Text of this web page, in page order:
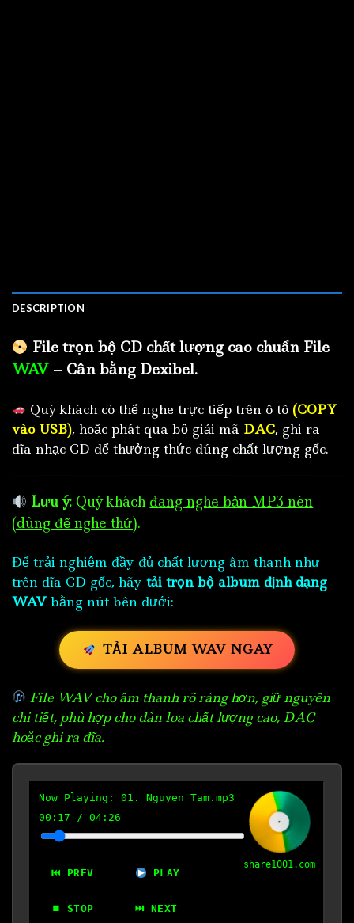
DESCRIPTION
File trọn bộ CD chất lượng cao chuẩn File
WAV – Cân bằng Dexibel.
Quý khách có thể nghe trực tiếp trên ô tô (COPY
vào USB), hoặc phát qua bộ giải mã DAC, ghi ra
đĩa nhạc CD để thưởng thức đúng chất lượng gốc.
Lưu ý: Quý khách đang nghe bản MP3 nén
(dùng để nghe thử).
Để trải nghiệm đầy đủ chất lượng âm thanh như
trên đĩa CD gốc, hãy tải trọn bộ album định dạng
WAV bằng nút bên dưới:
TẢI ALBUM WAV NGAY
File WAV cho âm thanh rõ ràng hơn, giữ nguyên
chi tiết, phù hợp cho dàn loa chất lượng cao, DAC
hoặc ghi ra đĩa.
Now Playing: 01. Nguyen Tam.mp3
00:18 / 04:26
⏮ PREV PLAY
⏹ STOP ⏭ NEXT
share1001.com